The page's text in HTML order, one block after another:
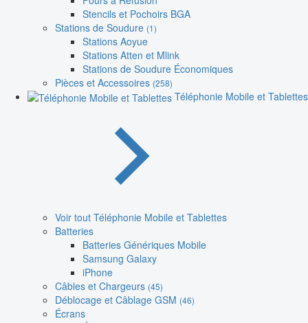
Stencils et Pochoirs BGA
Stations de Soudure (1)
Stations Aoyue
Stations Atten et Mlink
Stations de Soudure Économiques
Pièces et Accessoires (258)
Téléphonie Mobile et Tablettes
Voir tout Téléphonie Mobile et Tablettes
Batteries
Batteries Génériques Mobile
Samsung Galaxy
iPhone
Câbles et Chargeurs (45)
Déblocage et Câblage GSM (46)
Écrans